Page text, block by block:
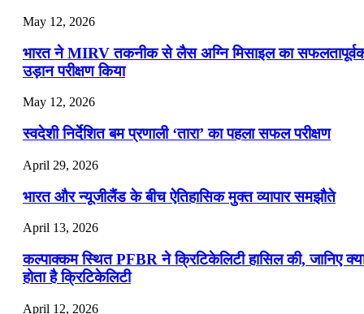
May 12, 2026
भारत ने MIRV तकनीक से लैस अग्नि मिसाइल का
उड़ान परीक्षण किया
May 12, 2026
स्वदेशी निर्देशित बम प्रणाली ‘तारा’ का पहला सफल परीक्षण
April 29, 2026
भारत और न्यूजीलैंड के बीच ऐतिहासिक मुक्त व्यापार समझौते
April 13, 2026
कल्पाक्कम स्थित PFBR ने क्रिटिकेलिटी हासिल की, जानिए
होता है क्रिटिकेलिटी
April 12, 2026